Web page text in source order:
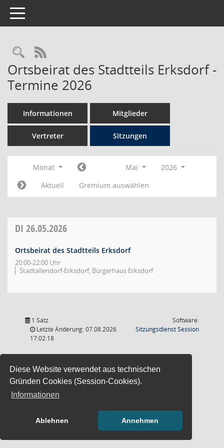
Diese Website verwendet aus technischen
Gründen Cookies (Session-Cookies).
Informationen
Ablehnen Annehmen
Toggle navigation
Rechercheauswahl
RSS-Feed
Ortsbeirat des Stadtteils Erksdorf -
Termine 2026
Informationen Mitglieder
Vertreter Sitzungen
Monat Mai
2026
Aktuell
Gremium auswählen
DI 26.05.2026
Ortsbeirat des Stadtteils Erksdorf
20:00-22:00 Uhr
Stadtallendorf-Erksdorf, Bürgerhaus Erksdorf
1 Satz
Letzte Änderung: 07.08.2026
17:02:18
Software:
SitzungsdienstSession(Wird in